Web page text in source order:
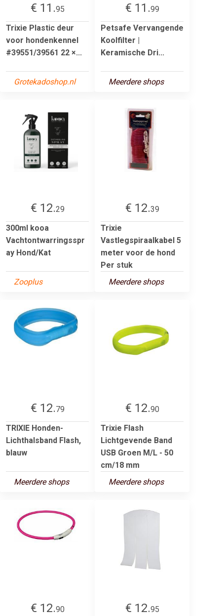
€ 11.95
Trixie Plastic deur
voor hondenkennel
#39551/39561 22 ×...
Grotekadoshop.nl
€ 11.99
Petsafe Vervangende
Koolfilter |
Keramische Dri...
Meerdere shops
€ 12.29
300ml kooa
Vachtontwarringsspr
ay Hond/Kat
Zooplus
€ 12.39
Trixie
Vastlegspiraalkabel 5
meter voor de hond
Per stuk
Meerdere shops
€ 12.79
TRIXIE Honden-
Lichthalsband Flash,
blauw
Meerdere shops
€ 12.90
Trixie Flash
Lichtgevende Band
USB Groen M/L - 50
cm/18 mm
Meerdere shops
€ 12.90 € 12.95